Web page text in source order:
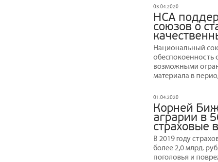
03.04.2020
НСА
союзов о
Национальный
обеспокоенность
возможными
материала в
01.04.2020
Корней
аграрии в
страховые
В 2019 году
более 2,0 млрд.
поголовья и